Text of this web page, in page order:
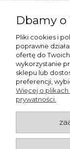
Katalog
Dbamy
Pliki cookies i
poprawne
ofertę do
wykorzystanie
sklepu lub
preferencji,
Więcej o
prywatności.